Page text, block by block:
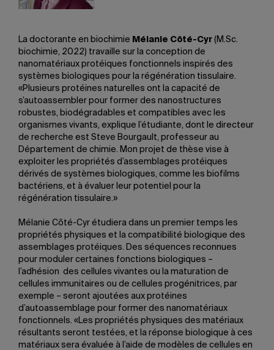
La doctorante en biochimie Mélanie Côté-Cyr (M.Sc.
biochimie, 2022) travaille sur la conception de
nanomatériaux protéiques fonctionnels inspirés des
systèmes biologiques pour la régénération tissulaire.
«Plusieurs protéines naturelles ont la capacité de
s’autoassembler pour former des nanostructures
robustes, biodégradables et compatibles avec les
organismes vivants, explique l’étudiante, dont le directeur
de recherche est Steve Bourgault, professeur au
Département de chimie. Mon projet de thèse vise à
exploiter les propriétés d’assemblages protéiques
dérivés de systèmes biologiques, comme les biofilms
bactériens, et à évaluer leur potentiel pour la
régénération tissulaire.»
Mélanie Côté-Cyr étudiera dans un premier temps les
propriétés physiques et la compatibilité biologique des
assemblages protéiques. Des séquences reconnues
pour moduler certaines fonctions biologiques –
l’adhésion des cellules vivantes ou la maturation de
cellules immunitaires ou de cellules progénitrices, par
exemple – seront ajoutées aux protéines
d’autoassemblage pour former des nanomatériaux
fonctionnels. «Les propriétés physiques des matériaux
résultants seront testées, et la réponse biologique à ces
matériaux sera évaluée à l’aide de modèles de cellules en